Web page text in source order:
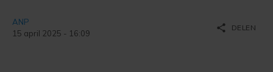
ANP
15 april 2025 - 16:09
share DELEN